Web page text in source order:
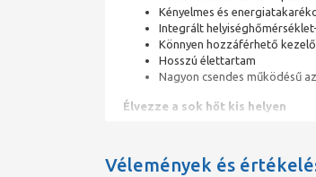
Kényelmes és
Integrált
Könnyen hozzáférhető
Hosszú élettartam
Nagyon csendes működésű
Élvezze a sok hőt kis helyen
Vélemények és